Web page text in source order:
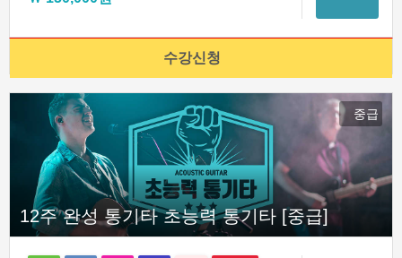
수강신청
중급
12주 완성 통기타 초능력 통기타 [중급]